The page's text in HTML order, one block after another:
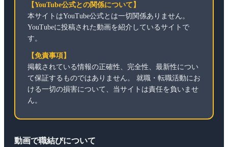
【YouTube公式との関係について】
本サイトはYouTube公式とは一切関係ありません。
YouTubeに投稿された動画を紹介しているサイトで
す。
【免責事項】
掲載されている情報の正確性、完全性、最新性につい
て保証するものではありません。 就職・転職活動にお
ける一切の損害について、当サイトは責任を負いませ
ん。
動画で職結びについて